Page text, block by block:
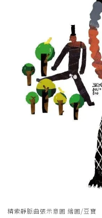
精索靜脈曲張示意圖 繪圖/豆寶